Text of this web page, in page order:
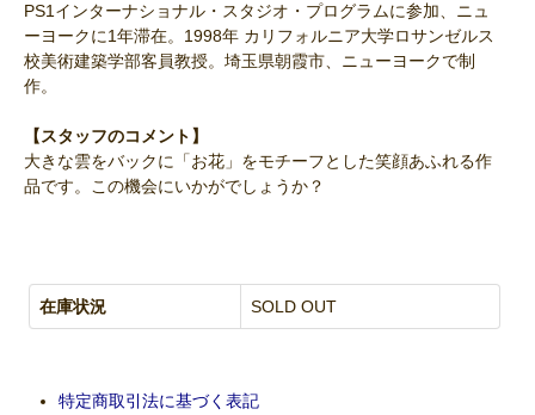
PS1インターナショナル・スタジオ・プログラムに参加、ニュ
ーヨークに1年滞在。1998年 カリフォルニア大学ロサンゼルス
校美術建築学部客員教授。埼玉県朝霞市、ニューヨークで制
作。
【スタッフのコメント】
大きな雲をバックに「お花」をモチーフとした笑顔あふれる作
品です。この機会にいかがでしょうか？
在庫状況 SOLD OUT
特定商取引法に基づく表記